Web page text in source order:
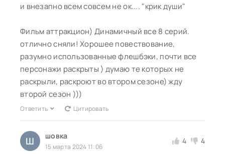
и внезапно всем совсем не ок.... "крик души"
Фильм аттракцион) Динамичный все 8 серий.
отлично сняли! Хорошее повествование,
разумно использованные флешбэки, почти все
персонажи раскрыты ) думаю те которых не
раскрыли, раскроют во втором сезоне) жду
второй сезон )))
Ответить Цитировать
Ш шовка
15 марта 2024 11:06
4 4